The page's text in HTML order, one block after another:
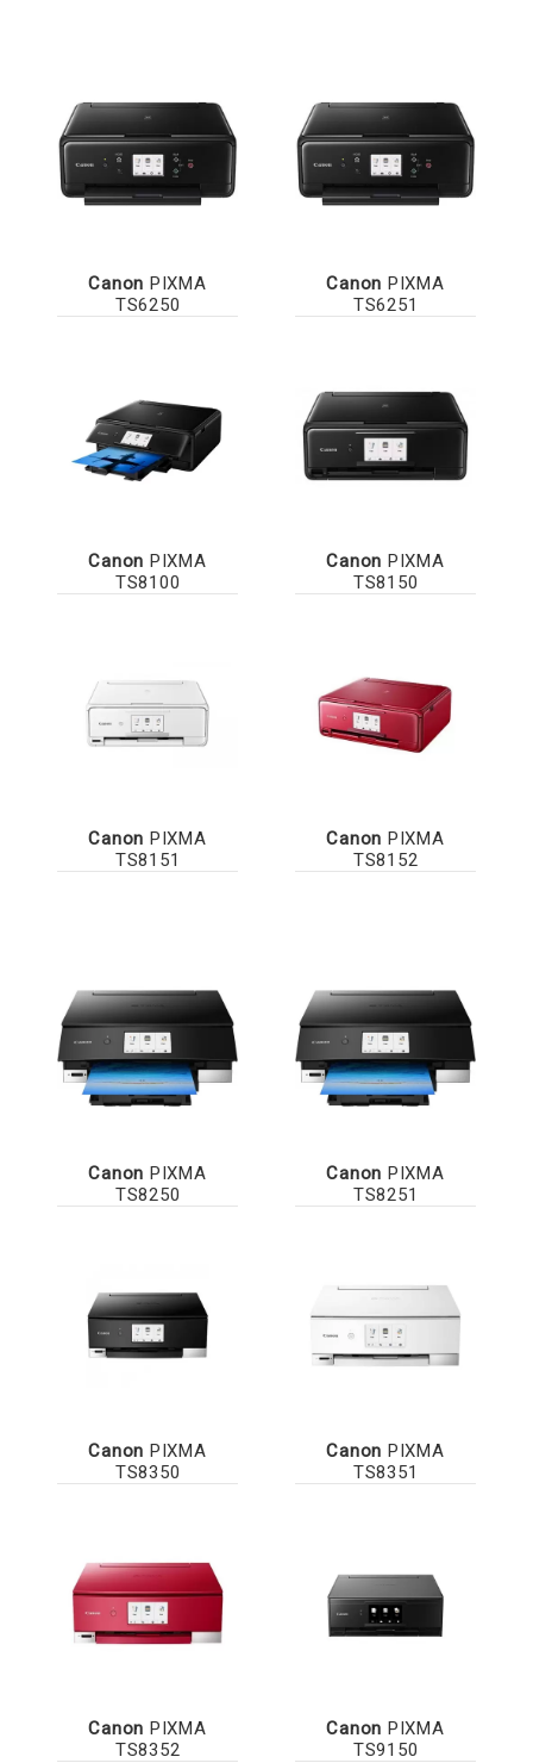
Canon PIXMA
TS6250
Canon PIXMA
TS6251
Canon PIXMA
TS8100
Canon PIXMA
TS8150
Canon PIXMA
TS8151
Canon PIXMA
TS8152
Canon PIXMA
TS8250
Canon PIXMA
TS8251
Canon PIXMA
TS8350
Canon PIXMA
TS8351
Canon PIXMA
TS8352
Canon PIXMA
TS9150